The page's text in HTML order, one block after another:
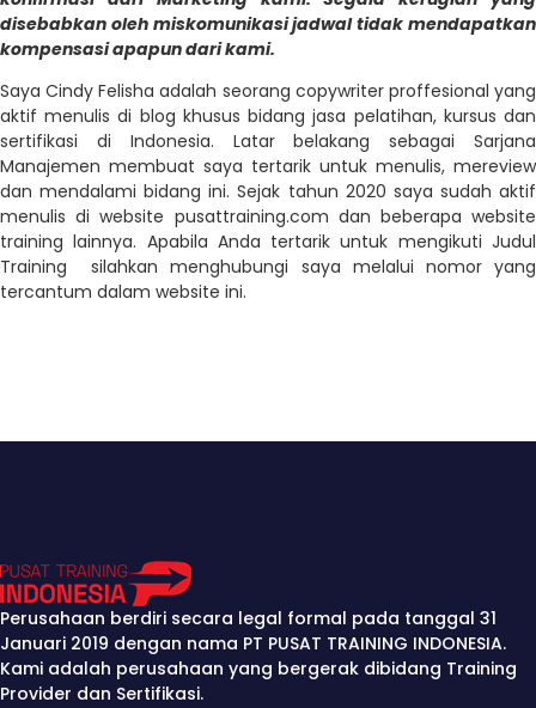
disebabkan oleh miskomunikasi jadwal tidak mendapatkan
kompensasi apapun dari kami.
Saya Cindy Felisha adalah seorang copywriter proffesional yang
aktif menulis di blog khusus bidang jasa pelatihan, kursus dan
sertifikasi di Indonesia. Latar belakang sebagai Sarjana
Manajemen membuat saya tertarik untuk menulis, mereview
dan mendalami bidang ini. Sejak tahun 2020 saya sudah aktif
menulis di website pusattraining.com dan beberapa website
training lainnya. Apabila Anda tertarik untuk mengikuti Judul
Training silahkan menghubungi saya melalui nomor yang
tercantum dalam website ini.
Perusahaan berdiri secara legal formal pada tanggal 31
Januari 2019 dengan nama PT PUSAT TRAINING INDONESIA.
Kami adalah perusahaan yang bergerak dibidang Training
Provider dan Sertifikasi.